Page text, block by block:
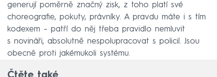
generují poměrně značný zisk, z toho platí své
choreografie, pokuty, právníky. A pravdu máte i s tím
kodexem – patří do něj třeba pravidlo nemluvit
s novináři, absolutně nespolupracovat s policií. Jsou
obecně proti jakémukoli systému.